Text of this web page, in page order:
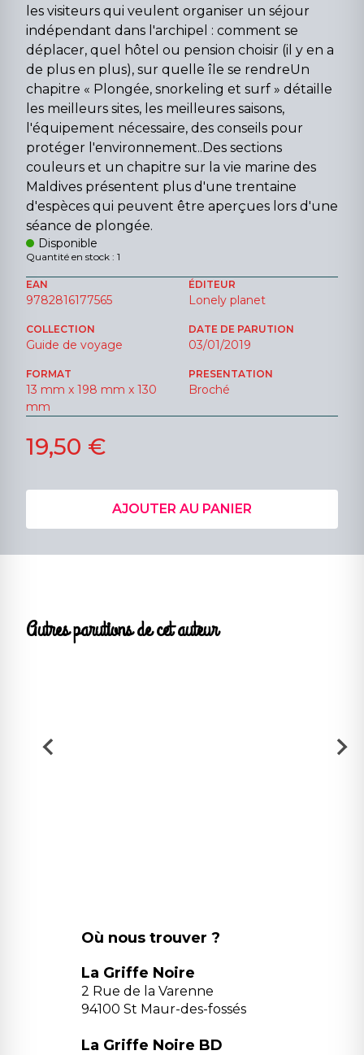
les visiteurs qui veulent organiser un séjour
indépendant dans l'archipel : comment se
déplacer, quel hôtel ou pension choisir (il y en a
de plus en plus), sur quelle île se rendreUn
chapitre « Plongée, snorkeling et surf » détaille
les meilleurs sites, les meilleures saisons,
l'équipement nécessaire, des conseils pour
protéger l'environnement..Des sections
couleurs et un chapitre sur la vie marine des
Maldives présentent plus d'une trentaine
d'espèces qui peuvent être aperçues lors d'une
séance de plongée.
Disponible
Quantité en stock : 1
EAN
9782816177565
ÉDITEUR
Lonely planet
COLLECTION
Guide de voyage
DATE DE PARUTION
03/01/2019
FORMAT
13 mm x 198 mm x 130
mm
PRESENTATION
Broché
19,50 €
AJOUTER AU PANIER
Autres parutions de cet auteur
Où nous trouver ?
La Griffe Noire
2 Rue de la Varenne
94100 St Maur-des-fossés
La Griffe Noire BD